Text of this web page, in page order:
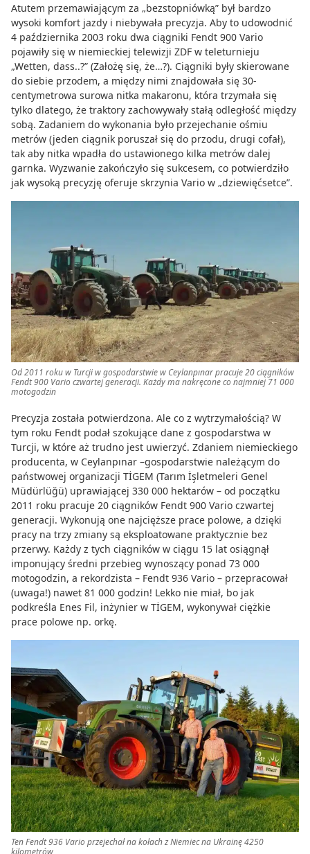
Atutem przemawiającym za „bezstopniówką” był bardzo
wysoki komfort jazdy i niebywała precyzja. Aby to udowodnić
4 października 2003 roku dwa ciągniki Fendt 900 Vario
pojawiły się w niemieckiej telewizji ZDF w teleturnieju
„Wetten, dass..?” (Założę się, że…?). Ciągniki były skierowane
do siebie przodem, a między nimi znajdowała się 30-
centymetrowa surowa nitka makaronu, która trzymała się
tylko dlatego, że traktory zachowywały stałą odległość między
sobą. Zadaniem do wykonania było przejechanie ośmiu
metrów (jeden ciągnik poruszał się do przodu, drugi cofał),
tak aby nitka wpadła do ustawionego kilka metrów dalej
garnka. Wyzwanie zakończyło się sukcesem, co potwierdziło
jak wysoką precyzję oferuje skrzynia Vario w „dziewięćsetce”.
Od 2011 roku w Turcji w gospodarstwie w Ceylanpınar pracuje 20 ciągników
Fendt 900 Vario czwartej generacji. Każdy ma nakręcone co najmniej 71 000
motogodzin
Precyzja została potwierdzona. Ale co z wytrzymałością? W
tym roku Fendt podał szokujące dane z gospodarstwa w
Turcji, w które aż trudno jest uwierzyć. Zdaniem niemieckiego
producenta, w Ceylanpınar –gospodarstwie należącym do
państwowej organizacji TİGEM (Tarım İşletmeleri Genel
Müdürlüğü) uprawiającej 330 000 hektarów – od początku
2011 roku pracuje 20 ciągników Fendt 900 Vario czwartej
generacji. Wykonują one najcięższe prace polowe, a dzięki
pracy na trzy zmiany są eksploatowane praktycznie bez
przerwy. Każdy z tych ciągników w ciągu 15 lat osiągnął
imponujący średni przebieg wynoszący ponad 73 000
motogodzin, a rekordzista – Fendt 936 Vario – przepracował
(uwaga!) nawet 81 000 godzin! Lekko nie miał, bo jak
podkreśla Enes Fil, inżynier w TİGEM, wykonywał ciężkie
prace polowe np. orkę.
Ten Fendt 936 Vario przejechał na kołach z Niemiec na Ukrainę 4250